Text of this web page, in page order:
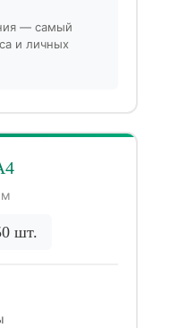
— самый
и личных
шт.